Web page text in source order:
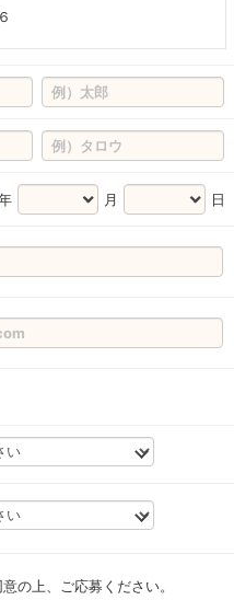
月 日
の上、ご応募ください。